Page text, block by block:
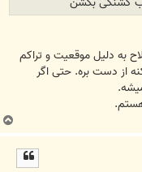
به دلیل موقعیت و تراکم
از دست بره. حتی اگر
ب
ا